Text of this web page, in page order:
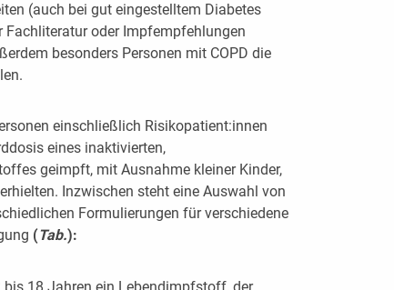
(auch bei gut eingestelltem Diabetes
oder Impfempfehlungen
besonders Personen mit COPD die
einschließlich Risikopatient:innen
eines inaktivierten,
geimpft, mit Ausnahme kleiner Kinder,
Inzwischen steht eine Auswahl von
Formulierungen für verschiedene
(Tab.):